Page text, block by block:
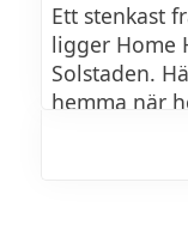
Ett stenkast
ligger Home
Solstaden.
hemma när
och middag.